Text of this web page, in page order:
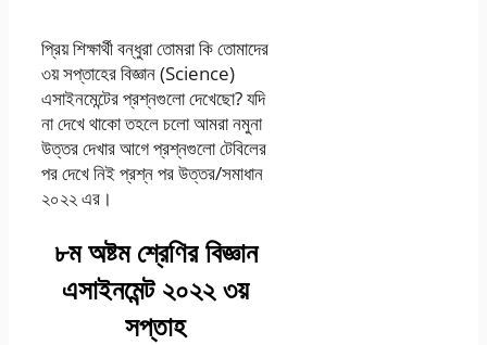
প্রিয় শিক্ষার্থী বন্ধুরা তোমরা কি তোমাদের
৩য় সপ্তাহের বিজ্ঞান (Science)
এসাইনমেন্টের প্রশ্নগুলো দেখেছো? যদি
না দেখে থাকো তহলে চলো আমরা নমুনা
উত্তর দেখার আগে প্রশ্নগুলো টেবিলের
পর দেখে নিই প্রশ্ন পর উত্তর/সমাধান
২০২২ এর।
৮ম অষ্টম শ্রেণির বিজ্ঞান
এসাইনমেন্ট ২০২২ ৩য়
সপ্তাহ